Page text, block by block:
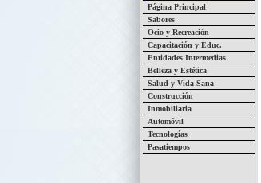
Página Principal
Sabores
Ocio y Recreación
Capacitación y Educ.
Entidades Intermedias
Belleza y Estética
Salud y Vida Sana
Construcción
Inmobiliaria
Automóvil
Tecnologías
Pasatiempos